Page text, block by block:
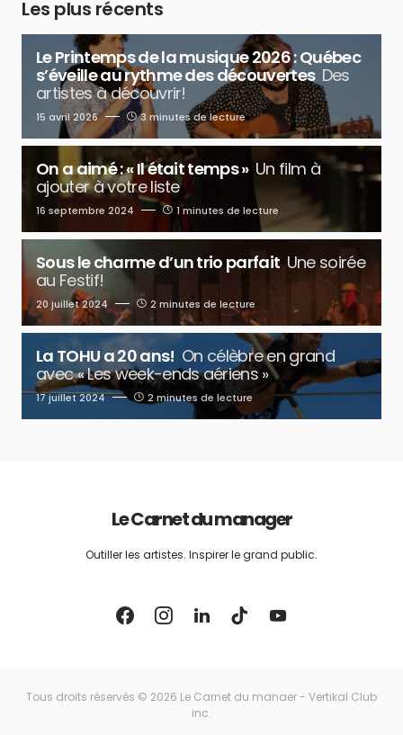
Les plus récents
Le Printemps de la musique 2026 : Québec
s’éveille au rythme des découvertes Des
artistes à découvrir!
15 avril 2026 3 minutes de lecture
On a aimé : « Il était temps » Un film à
ajouter à votre liste
16 septembre 2024 1 minutes de lecture
Sous le charme d’un trio parfait Une soirée
au Festif!
20 juillet 2024 2 minutes de lecture
La TOHU a 20 ans! On célèbre en grand
avec « Les week-ends aériens »
17 juillet 2024 2 minutes de lecture
Le Carnet du manager
Outiller les artistes. Inspirer le grand public.
Tous droits réservés © 2026 Le Carnet du manaer - Vertikal Club
inc.